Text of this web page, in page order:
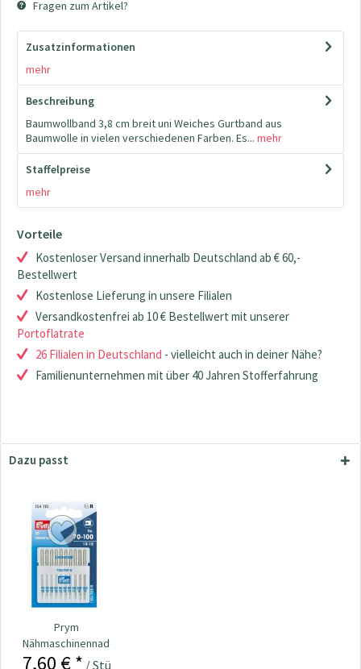
Fragen zum Artikel?
Zusatzinformationen
mehr
Beschreibung
Baumwollband 3,8 cm breit uni Weiches Gurtband aus
Baumwolle in vielen verschiedenen Farben. Es... mehr
Staffelpreise
mehr
Vorteile
Kostenloser Versand innerhalb Deutschland ab € 60,-
Bestellwert
Kostenlose Lieferung in unsere Filialen
Versandkostenfrei ab 10 € Bestellwert mit unserer
Portoflatrate
26 Filialen in Deutschland - vielleicht auch in deiner Nähe?
Familienunternehmen mit über 40 Jahren Stofferfahrung
Dazu passt
Prym
Nähmaschinennadeln
130/705
7,60 € * / Stück